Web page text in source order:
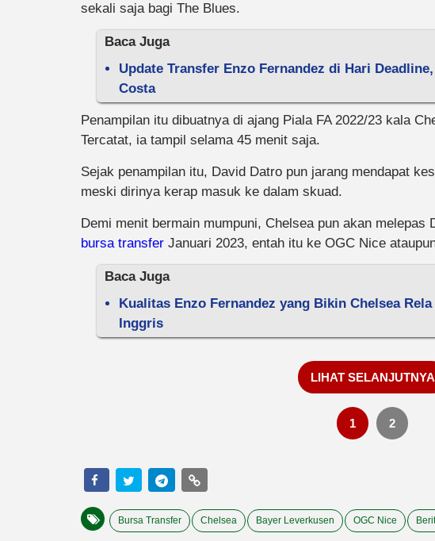
sekali saja bagi The Blues.
Baca Juga
Update Transfer Enzo Fernandez di Hari
Costa
Penampilan itu dibuatnya di ajang Piala FA 2022/23 kala
Tercatat, ia tampil selama 45 menit saja.
Sejak penampilan itu, David Datro pun jarang mendapat
meski dirinya kerap masuk ke dalam skuad.
Demi menit bermain mumpuni, Chelsea pun akan melepas
bursa transfer Januari 2023, entah itu ke OGC Nice
Baca Juga
Kualitas Enzo Fernandez yang Bikin Chelsea
Inggris
LIHAT SELANJUTNYA
1 2
Bursa Transfer Chelsea Bayer Leverkusen OGC Nice